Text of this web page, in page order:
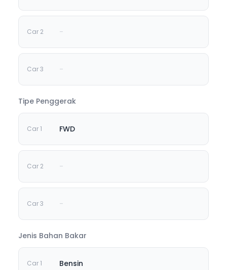
-
-
Tipe Penggerak
FWD
-
-
Jenis Bahan Bakar
Bensin